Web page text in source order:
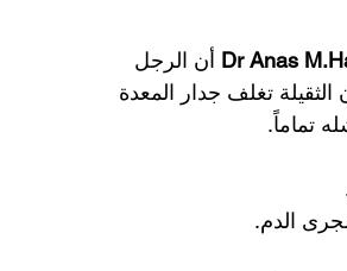
Dr Anas أن الرجل
تغلف جدار المعدة
تماماً.
الدم.